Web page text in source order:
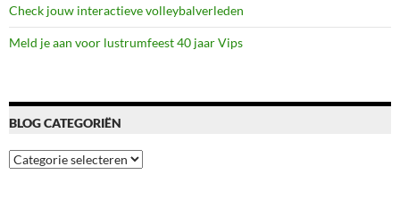
Check jouw interactieve volleybalverleden
Meld je aan voor lustrumfeest 40 jaar Vips
BLOG CATEGORIËN
Blog
categoriën